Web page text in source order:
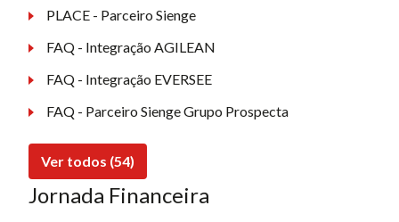
PLACE - Parceiro Sienge
FAQ - Integração AGILEAN
FAQ - Integração EVERSEE
FAQ - Parceiro Sienge Grupo Prospecta
Ver todos (54)
Jornada Financeira